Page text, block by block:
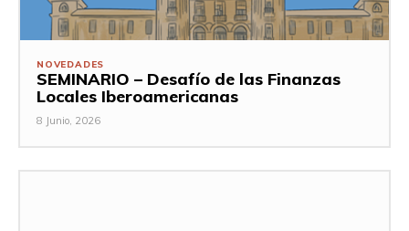
NOVEDADES
SEMINARIO – Desafío de las Finanzas
Locales Iberoamericanas
8 Junio, 2026